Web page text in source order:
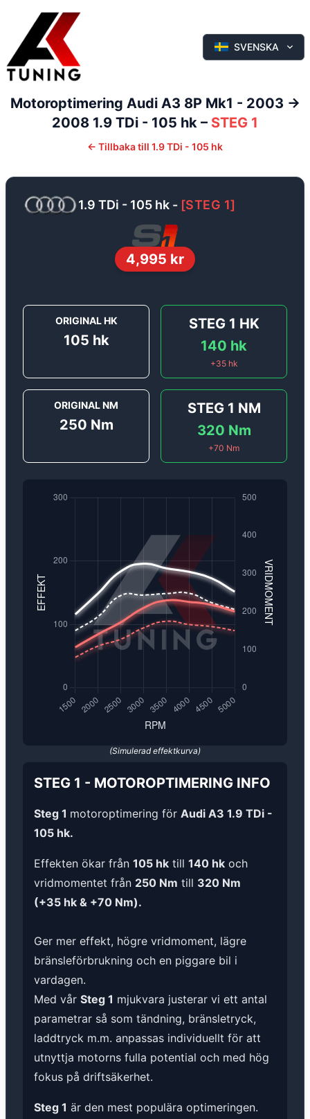
SVENSKA
Motoroptimering Audi A3 8P Mk1 - 2003 ->
2008 1.9 TDi - 105 hk – STEG 1
← Tillbaka till 1.9 TDi - 105 hk
1.9 TDi - 105 hk - [STEG 1]
4,995 kr
ORIGINAL HK
105 hk
STEG 1 HK
140 hk
+35hk
ORIGINAL NM
250 Nm
STEG 1 NM
320 Nm
+70 Nm
(Simulerad effektkurva)
STEG 1 - MOTOROPTIMERING INFO
Steg 1 motoroptimering för Audi A3 1.9 TDi -
105 hk.
Effekten ökar från 105 hk till 140 hk och
vridmomentet från 250 Nm till 320 Nm
(+35 hk & +70 Nm).
Ger mer effekt, högre vridmoment, lägre
bränsleförbrukning och en piggare bil i
vardagen.
Med vår Steg 1 mjukvara justerar vi ett antal
parametrar så som tändning, bränsletryck,
laddtryck m.m. anpassas individuellt för att
utnyttja motorns fulla potential och med hög
fokus på driftsäkerhet.
Steg 1 är den mest populära optimeringen.